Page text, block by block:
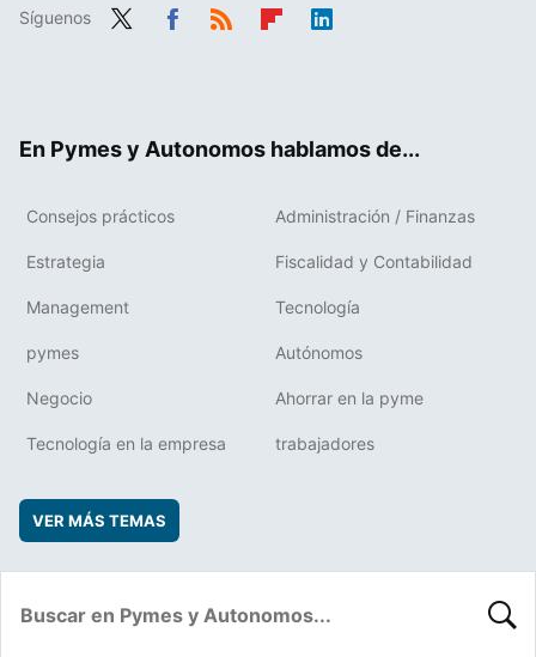
Síguenos
En Pymes y Autonomos hablamos de...
Consejos prácticos Administración / Finanzas
Estrategia Fiscalidad y Contabilidad
Management Tecnología
pymes Autónomos
Negocio Ahorrar en la pyme
Tecnología en la empresa trabajadores
VER MÁS TEMAS